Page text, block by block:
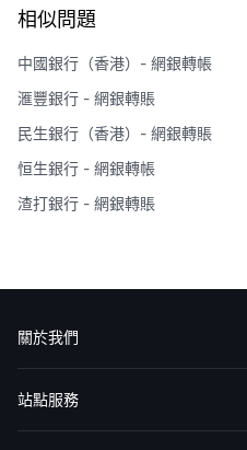
相似問題
中國銀行（香港）- 網銀轉帳
滙豐銀行 - 網銀轉賬
民生銀行（香港）- 網銀轉賬
恒生銀行 - 網銀轉帳
渣打銀行 - 網銀轉賬
關於我們
認識華盛
媒體報導
意見反饋
站點服務